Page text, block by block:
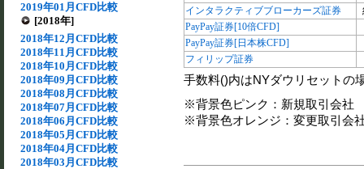
2019年01月CFD比較
[2018年]
2018年12月CFD比較
2018年11月CFD比較
2018年10月CFD比較
2018年09月CFD比較
2018年08月CFD比較
2018年07月CFD比較
2018年06月CFD比較
2018年05月CFD比較
2018年04月CFD比較
2018年03月CFD比較
インタラクティブブローカーズ証券
PayPay証券[10倍CFD]
PayPay証券[日本株CFD]
フィリップ証券
手数料()内はNYダウリセットの
※背景色ピンク：新規取引会社
※背景色オレンジ：変更取引会